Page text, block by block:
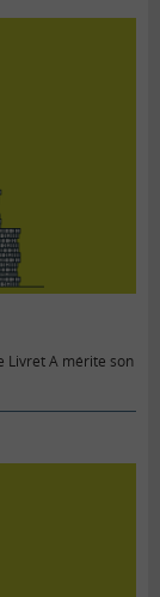
Livret A mérite son